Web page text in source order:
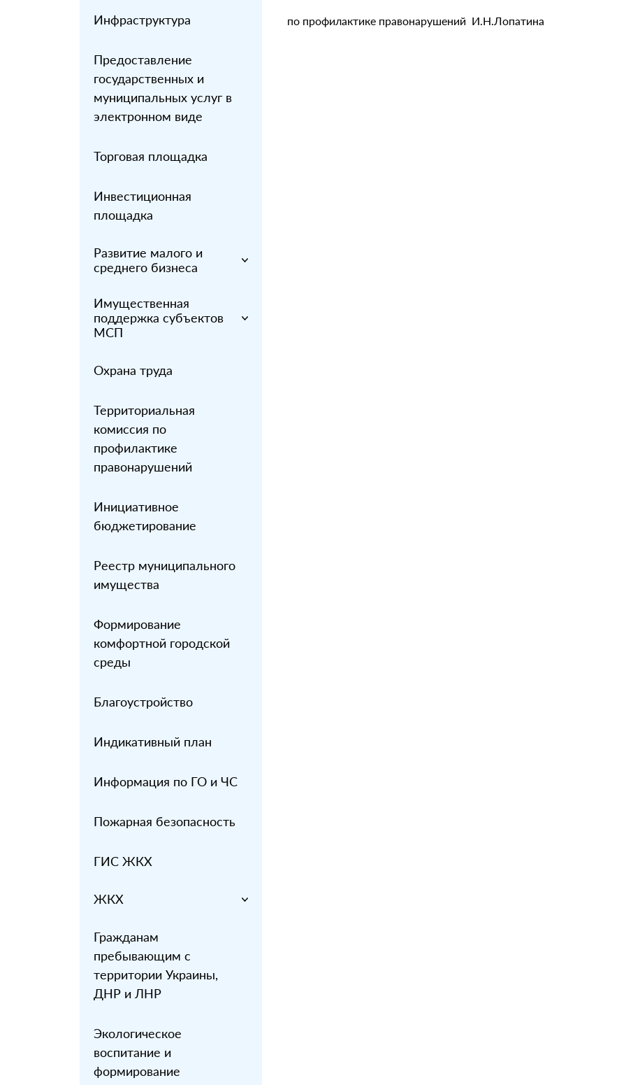
Инфраструктура
Предоставление
государственных и
муниципальных услуг в
электронном виде
Торговая площадка
Инвестиционная
площадка
Развитие малого и
среднего бизнеса
Имущественная
поддержка субъектов
МСП
Охрана труда
Территориальная
комиссия по
профилактике
правонарушений
Инициативное
бюджетирование
Реестр муниципального
имущества
Формирование
комфортной городской
среды
Благоустройство
Индикативный план
Информация по ГО и ЧС
Пожарная безопасность
ГИС ЖКХ
ЖКХ
Гражданам
пребывающим с
территории Украины,
ДНР и ЛНР
Экологическое
воспитание и
формирование
по профилактике правонарушений И.Н.Лопатина